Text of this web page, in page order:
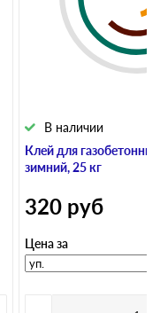
Клей для
зимний, 25 кг
В наличии
320 руб
Цена за